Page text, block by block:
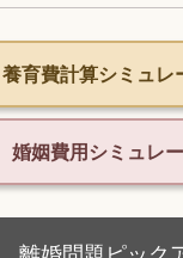
養育費計算シミュレ
婚姻費用シミュレ
離婚問題ピック